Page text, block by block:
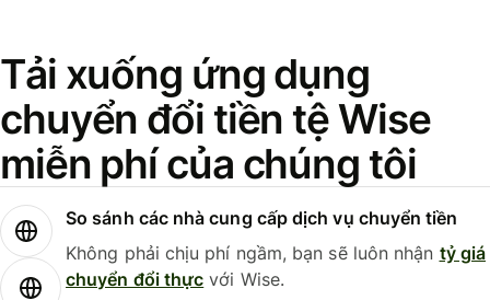
Tải xuống ứng dụng
chuyển đổi tiền tệ Wise
miễn phí của chúng tôi
So sánh các nhà cung cấp dịch vụ chuyển tiền
Không phải chịu phí ngầm, bạn sẽ luôn nhận tỷ giá
chuyển đổi thực với Wise.